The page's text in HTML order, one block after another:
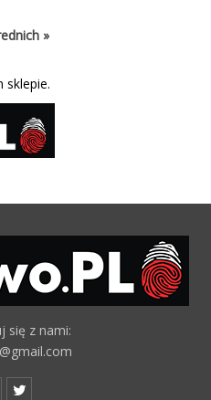
»
sklepie.
się z nami: